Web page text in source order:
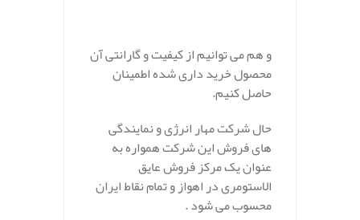
و هم می توانیم از کیفیت و گارانتی آن
محصول خرید داری شده اطمینان
حاصل کنیم.
حال شرکت مهار انرژی و نمایندگی
های فروش این شرکت همواره به
عنوان یک مرکز فروش عایق
الاستومری در اهواز و تمام نقاط ایران
محسوب می شود .